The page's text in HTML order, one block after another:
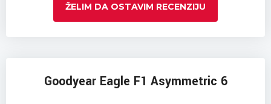
ŽELIM DA OSTAVIM RECENZIJU
Goodyear Eagle F1 Asymmetric 6